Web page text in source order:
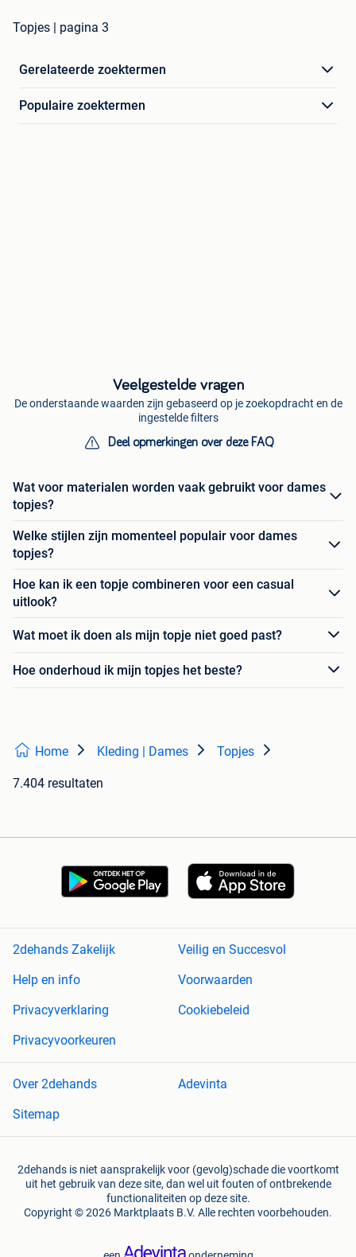
Topjes | pagina 3
Gerelateerde zoektermen
Populaire zoektermen
Veelgestelde vragen
De onderstaande waarden zijn gebaseerd op je zoekopdracht en de
ingestelde filters
Deel opmerkingen over deze FAQ
Wat voor materialen worden vaak gebruikt voor dames
topjes?
Welke stijlen zijn momenteel populair voor dames
topjes?
Hoe kan ik een topje combineren voor een casual
uitlook?
Wat moet ik doen als mijn topje niet goed past?
Hoe onderhoud ik mijn topjes het beste?
Home Kleding | Dames Topjes
7.404 resultaten
2dehands Zakelijk
Veilig en Succesvol
Help en info
Voorwaarden
Privacyverklaring
Cookiebeleid
Privacyvoorkeuren
Over 2dehands
Adevinta
Sitemap
2dehands is niet aansprakelijk voor (gevolg)schade die voortkomt
uit het gebruik van deze site, dan wel uit fouten of ontbrekende
functionaliteiten op deze site.
Copyright © 2026 Marktplaats B.V. Alle rechten voorbehouden.